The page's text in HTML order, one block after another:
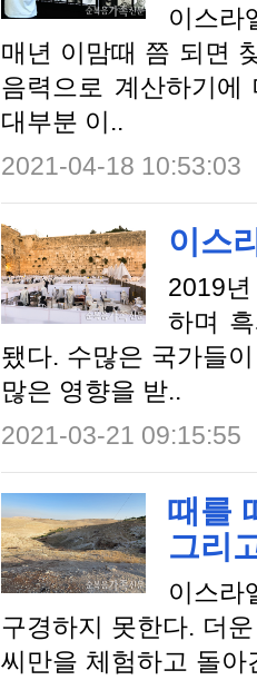
이스라
매년 이맘때 쯤 되면
음력으로 계산하기
대부분 이..
2021-04-18 10:53:03
이스
2019
하며
됐다. 수많은 국가들
많은 영향을 받..
2021-03-21 09:15:55
때를
그리
이스라
구경하지 못한다. 더
씨만을 체험하고 돌